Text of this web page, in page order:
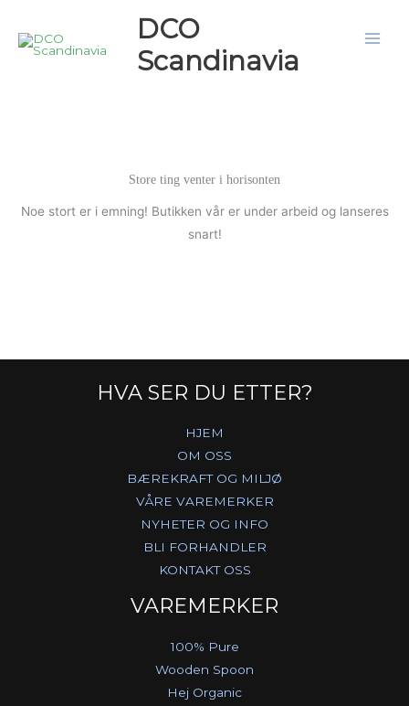
rett
DCO
Scandinavia
Store ting venter i horisonten
Noe stort er i emning! Butikken vår er under arbeid og lanseres
snart!
HVA SER DU ETTER?
HJEM
OM OSS
BÆREKRAFT OG MILJØ
VÅRE VAREMERKER
NYHETER OG INFO
BLI FORHANDLER
KONTAKT OSS
VAREMERKER
100% Pure
Wooden Spoon
Hej Organic